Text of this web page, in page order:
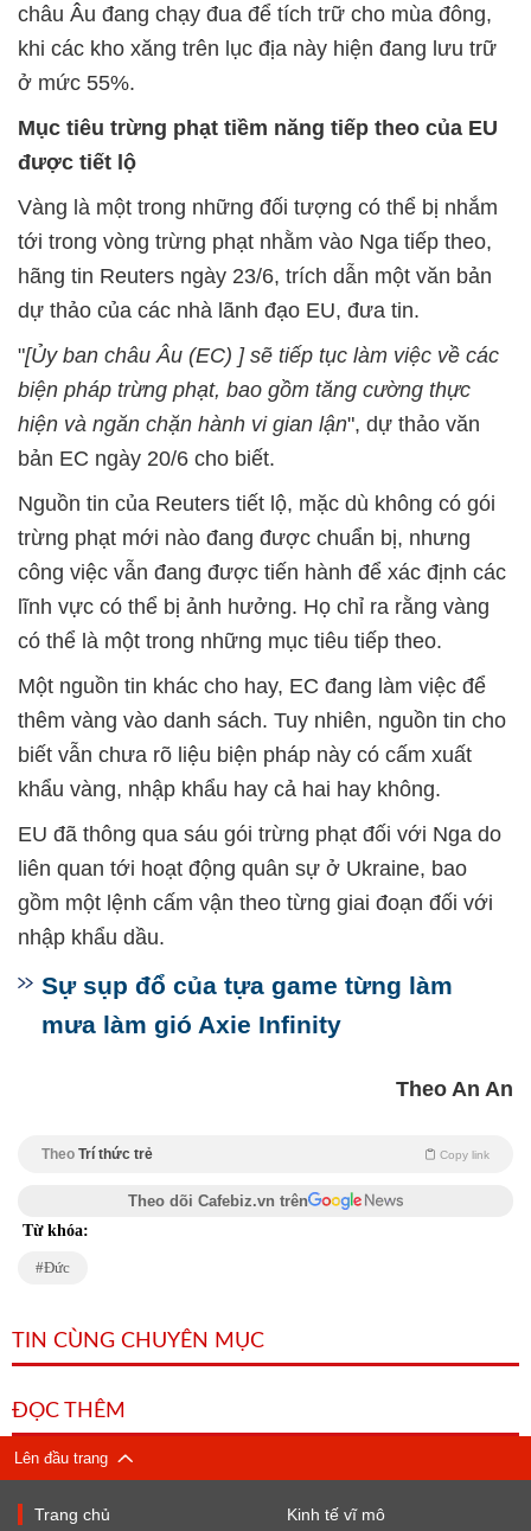
châu Âu đang chạy đua để tích trữ cho mùa đông,
khi các kho xăng trên lục địa này hiện đang lưu trữ
ở mức 55%.
Mục tiêu trừng phạt tiềm năng tiếp theo của EU
được tiết lộ
Vàng là một trong những đối tượng có thể bị nhắm
tới trong vòng trừng phạt nhằm vào Nga tiếp theo,
hãng tin Reuters ngày 23/6, trích dẫn một văn bản
dự thảo của các nhà lãnh đạo EU, đưa tin.
"[Ủy ban châu Âu (EC) ] sẽ tiếp tục làm việc về các
biện pháp trừng phạt, bao gồm tăng cường thực
hiện và ngăn chặn hành vi gian lận", dự thảo văn
bản EC ngày 20/6 cho biết.
Nguồn tin của Reuters tiết lộ, mặc dù không có gói
trừng phạt mới nào đang được chuẩn bị, nhưng
công việc vẫn đang được tiến hành để xác định các
lĩnh vực có thể bị ảnh hưởng. Họ chỉ ra rằng vàng
có thể là một trong những mục tiêu tiếp theo.
Một nguồn tin khác cho hay, EC đang làm việc để
thêm vàng vào danh sách. Tuy nhiên, nguồn tin cho
biết vẫn chưa rõ liệu biện pháp này có cấm xuất
khẩu vàng, nhập khẩu hay cả hai hay không.
EU đã thông qua sáu gói trừng phạt đối với Nga do
liên quan tới hoạt động quân sự ở Ukraine, bao
gồm một lệnh cấm vận theo từng giai đoạn đối với
nhập khẩu dầu.
Sự sụp đổ của tựa game từng làm
mưa làm gió Axie Infinity
Theo An An
Theo Trí thức trẻ Copy link
Theo dõi Cafebiz.vn trên
Từ khóa:
Đức
TIN CÙNG CHUYÊN MỤC
ĐỌC THÊM
Lên đầu trang
Trang chủ Kinh tế vĩ mô